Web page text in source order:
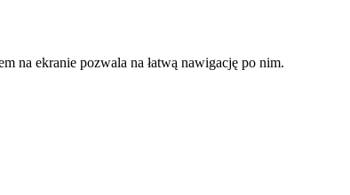
na ekranie pozwala na łatwą nawigację po nim.